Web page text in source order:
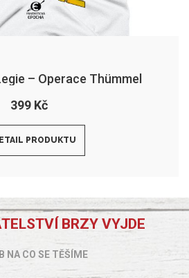
– Operace Thümmel
399 Kč
PRODUKTU
BRZY VYJDE
NA CO SE TĚŠÍME